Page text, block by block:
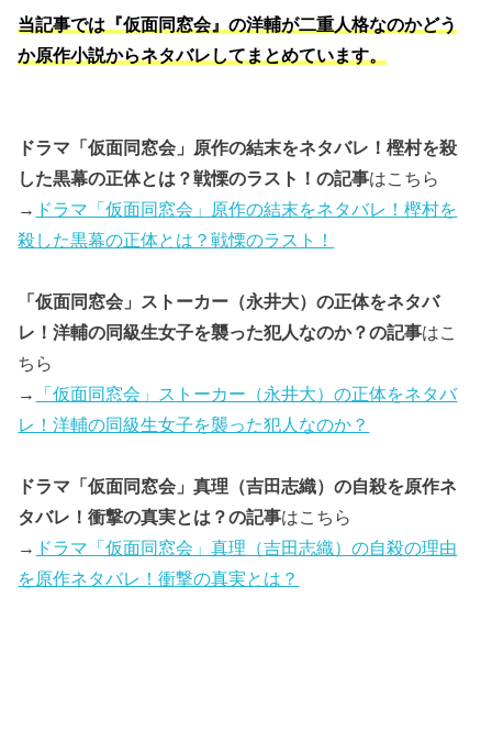
当記事では『仮面同窓会』の洋輔が二重人格なのかどう
か原作小説からネタバレしてまとめています。
ドラマ「仮面同窓会」原作の結末をネタバレ！樫村を殺
した黒幕の正体とは？戦慄のラスト！の記事はこちら
→ ドラマ「仮面同窓会」原作の結末をネタバレ！樫村を
殺した黒幕の正体とは？戦慄のラスト！
「仮面同窓会」ストーカー（永井大）の正体をネタバ
レ！洋輔の同級生女子を襲った犯人なのか？の記事はこ
ちら
→
「仮面同窓会」ストーカー（永井大）の正体をネタバ
レ！洋輔の同級生女子を襲った犯人なのか？
ドラマ「仮面同窓会」真理（吉田志織）の自殺を原作ネ
タバレ！衝撃の真実とは？の記事はこちら
→ ドラマ「仮面同窓会」真理（吉田志織）の自殺の理由
を原作ネタバレ！衝撃の真実とは？